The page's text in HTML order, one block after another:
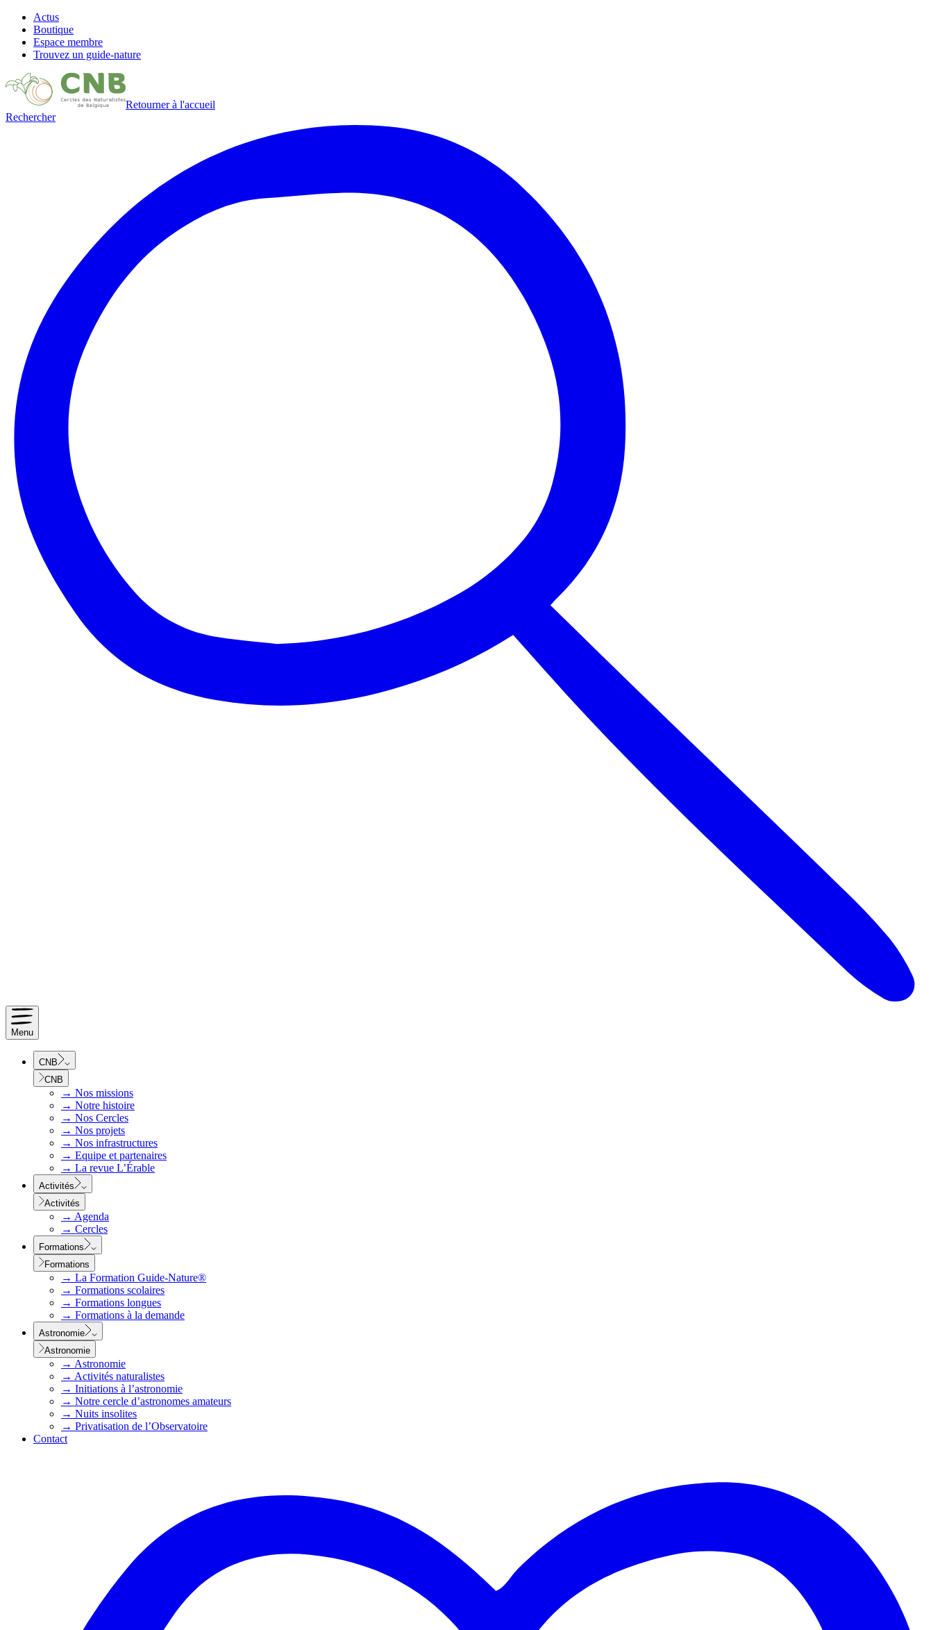
Actus
Boutique
Espace membre
Trouvez un guide-nature
Retourner à l'accueil
Rechercher
Menu
CNB
CNB
→ Nos missions
→ Notre histoire
→ Nos Cercles
→ Nos projets
→ Nos infrastructures
→ Equipe et partenaires
→ La revue L’Érable
Activités
Activités
→ Agenda
→ Cercles
Formations
Formations
→ La Formation Guide-Nature®
→ Formations scolaires
→ Formations longues
→ Formations à la demande
Astronomie
Astronomie
→ Astronomie
→ Activités naturalistes
→ Initiations à l’astronomie
→ Notre cercle d’astronomes amateurs
→ Nuits insolites
→ Privatisation de l’Observatoire
Contact